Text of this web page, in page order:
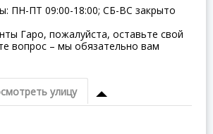
ПН-ПТ 09:00-18:00; СБ-ВC закрыто
Гаро, пожалуйста, оставьте свой
вопрос – мы обязательно вам
улицу